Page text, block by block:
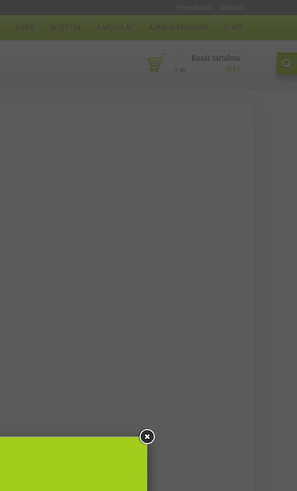
HÍREK RECEPTEK KAPCSOLAT AJÁNLÓI PROGRAM START
Kosár tartalma
0 Ft
0 db